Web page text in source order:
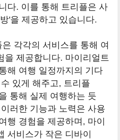
다. 이를 통해 트리플은 사
'을 제공하고 있습니다.
각각의 서비스를 통해 여
을 제공합니다. 마이리얼트
해 여행 일정까지의 기다
있게 해주고, 트리플
통해 실제 여행하는 듯
러한 기능과 노력은 사용
행 경험을 제공하며, 마이
서비스가 작은 디바이